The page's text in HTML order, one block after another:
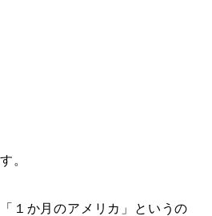
。
「１か月のアメリカ」というの